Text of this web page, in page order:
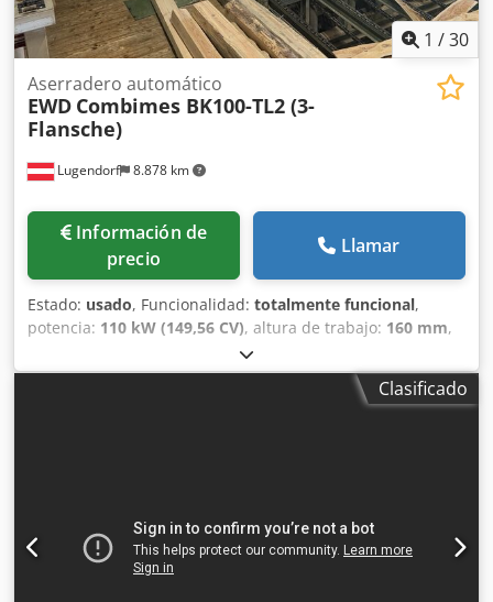
1 /30
Lugendorf 8.878 km
Aserradero automático
EWD Combimes BK100-TL2 (3-
Flansche)
Información de
precio
Llamar
Estado: usado, Funcionalidad: totalmente funcional,
potencia: 110 kW (149,56 CV), altura de trabajo: 160 mm,
EWD (Esterer WD GmbH) Tipo: Combimes BK100 TL-2 (3
bridas móviles) Año de fabricación: 1990, modernización
en 2006 3 bridas móviles Altura de corte: 160 mm
y determina automáticamente la línea de corte óptima
para maximizar el rendimiento de la madera. Dkjdpfx Ajzp
Ezcsaher Las piezas se miden automáticamente y se
Clasificado